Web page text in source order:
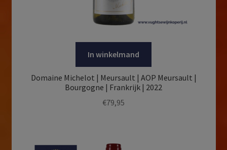
In winkelmand
Domaine Michelot | Meursault | AOP Meursault |
Bourgogne | Frankrijk | 2022
€79,95